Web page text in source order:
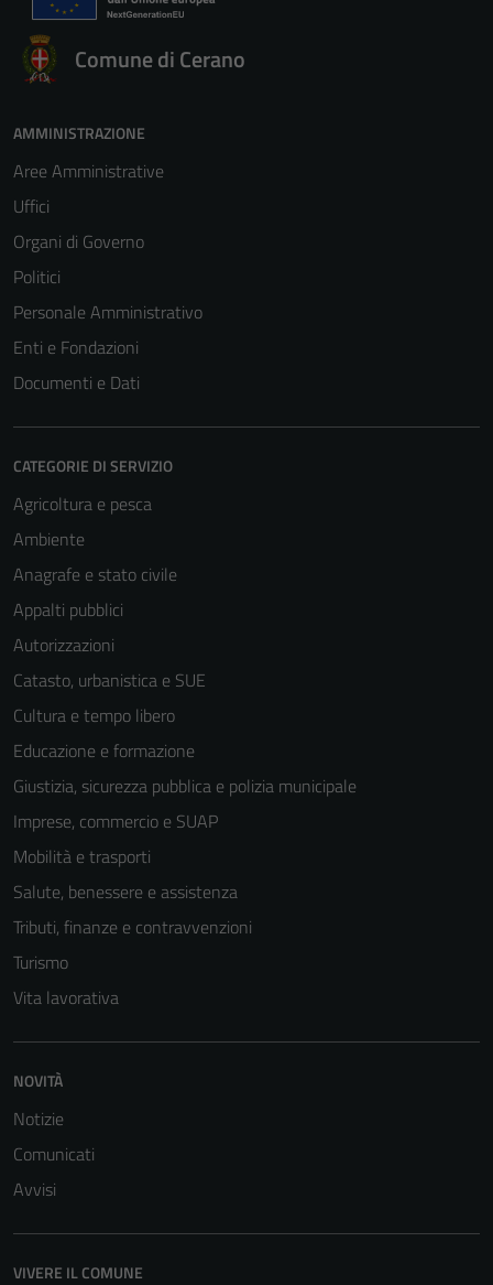
Comune di Cerano
AMMINISTRAZIONE
Aree Amministrative
Uffici
Organi di Governo
Politici
Personale Amministrativo
Enti e Fondazioni
Documenti e Dati
CATEGORIE DI SERVIZIO
Agricoltura e pesca
Ambiente
Anagrafe e stato civile
Appalti pubblici
Autorizzazioni
Catasto, urbanistica e SUE
Cultura e tempo libero
Educazione e formazione
Giustizia, sicurezza pubblica e polizia municipale
Imprese, commercio e SUAP
Mobilità e trasporti
Salute, benessere e assistenza
Tributi, finanze e contravvenzioni
Turismo
Vita lavorativa
NOVITÀ
Notizie
Comunicati
Avvisi
VIVERE IL COMUNE
Questi cookie